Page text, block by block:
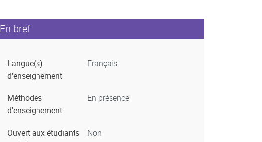
En bref
Langue(s)
d'enseignement
Français
Méthodes
d'enseignement
En présence
Ouvert aux étudiants
Non